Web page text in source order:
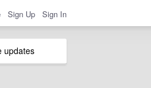
Sign Up Sign In
updates